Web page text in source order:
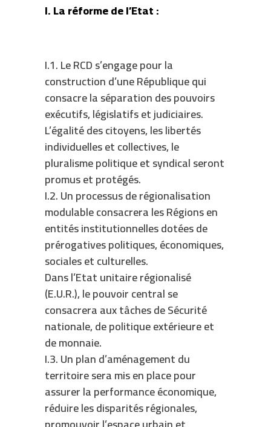
I. La réforme de l’Etat :
I.1. Le RCD s’engage pour la
construction d’une République qui
consacre la séparation des pouvoirs
exécutifs, législatifs et judiciaires.
L’égalité des citoyens, les libertés
individuelles et collectives, le
pluralisme politique et syndical seront
promus et protégés.
I.2. Un processus de régionalisation
modulable consacrera les Régions en
entités institutionnelles dotées de
prérogatives politiques, économiques,
sociales et culturelles.
Dans l’Etat unitaire régionalisé
(E.U.R.), le pouvoir central se
consacrera aux tâches de Sécurité
nationale, de politique extérieure et
de monnaie.
I.3. Un plan d’aménagement du
territoire sera mis en place pour
assurer la performance économique,
réduire les disparités régionales,